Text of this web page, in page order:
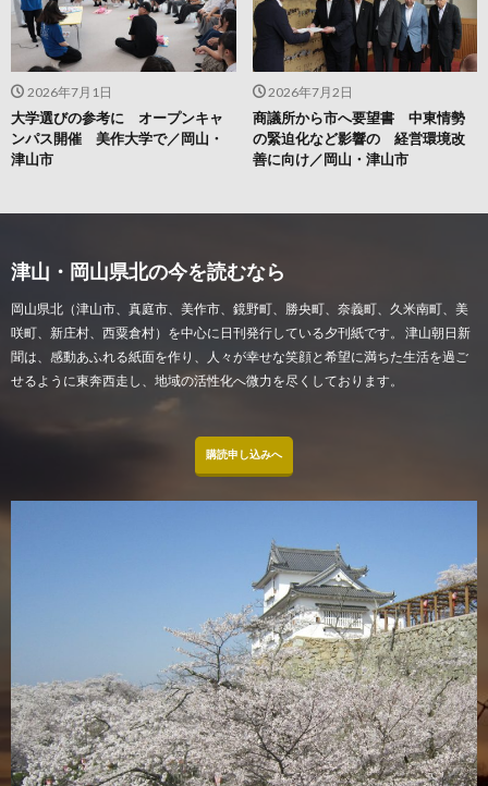
2026年7月2日
商議所から市へ要望書 中東情勢
の緊迫化など影響の 経営環境改
善に向け／岡山・津山市
2026年7月1日
大学選びの参考に オープンキャ
ンパス開催 美作大学で／岡山・
津山市
津山・岡山県北の今を読むなら
岡山県北（津山市、真庭市、美作市、鏡野町、勝央町、奈義町、久米南町、美
咲町、新庄村、西粟倉村）を中心に日刊発行している夕刊紙です。 津山朝日新
聞は、感動あふれる紙面を作り、人々が幸せな笑顔と希望に満ちた生活を過ご
せるように東奔西走し、地域の活性化へ微力を尽くしております。
購読申し込みへ